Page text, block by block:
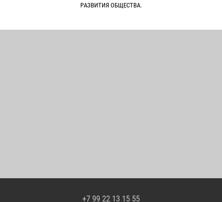
РАЗВИТИЯ ОБЩЕСТВА.
+7 99 22 13 15 55